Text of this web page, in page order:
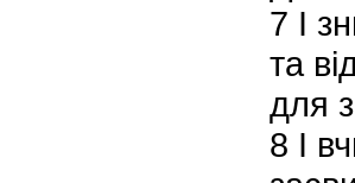
7 І
та
для
8 І